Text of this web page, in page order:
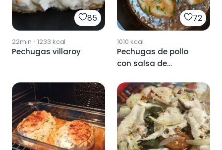
85
22min · 1233 kcal
Pechugas villaroy
72
1010 kcal
Pechugas de pollo
con salsa de